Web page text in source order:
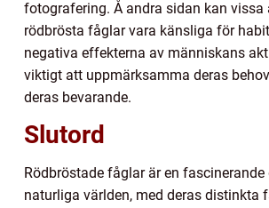
fotografering. Å andra sidan kan vissa
rödbrösta fåglar vara känsliga för
negativa effekterna av människans
viktigt att uppmärksamma deras
deras bevarande.
Slutord
Rödbröstade fåglar är en fascinerande
naturliga världen, med deras distinkta